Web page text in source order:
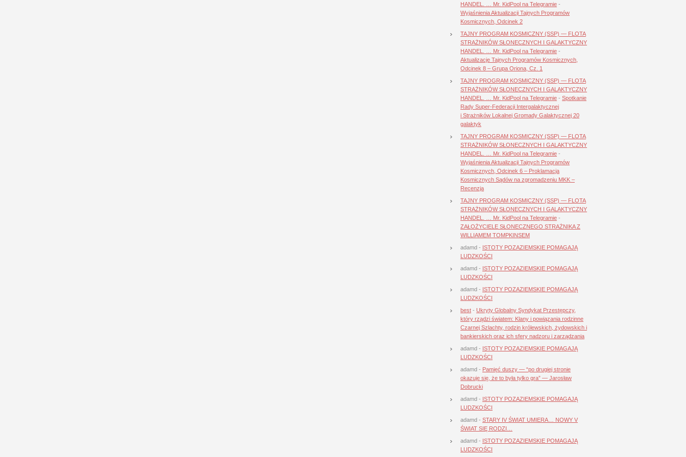
HANDEL. … Mr. KidPool na Telegramie -
Wyjaśnienia Aktualizacji Tajnych Programów
Kosmicznych, Odcinek 2
TAJNY PROGRAM KOSMICZNY (SSP) — FLOTA
STRAŻNIKÓW SŁONECZNYCH I GALAKTYCZNY
HANDEL. … Mr. KidPool na Telegramie -
Aktualizacje Tajnych Programów Kosmicznych,
Odcinek 8 – Grupa Oriona, Cz. 1
TAJNY PROGRAM KOSMICZNY (SSP) — FLOTA
STRAŻNIKÓW SŁONECZNYCH I GALAKTYCZNY
HANDEL. … Mr. KidPool na Telegramie - Spotkanie
Rady Super-Federacji Intergalaktycznej
i Strażników Lokalnej Gromady Galaktycznej 20
galaktyk
TAJNY PROGRAM KOSMICZNY (SSP) — FLOTA
STRAŻNIKÓW SŁONECZNYCH I GALAKTYCZNY
HANDEL. … Mr. KidPool na Telegramie -
Wyjaśnienia Aktualizacji Tajnych Programów
Kosmicznych, Odcinek 6 – Proklamacja
Kosmicznych Sądów na zgromadzeniu MKK –
Recenzja
TAJNY PROGRAM KOSMICZNY (SSP) — FLOTA
STRAŻNIKÓW SŁONECZNYCH I GALAKTYCZNY
HANDEL. … Mr. KidPool na Telegramie -
ZAŁOŻYCIELE SŁONECZNEGO STRAŻNIKA Z
WILLIAMEM TOMPKINSEM
adamd - ISTOTY POZAZIEMSKIE POMAGAJĄ
LUDZKOŚCI
adamd - ISTOTY POZAZIEMSKIE POMAGAJĄ
LUDZKOŚCI
adamd - ISTOTY POZAZIEMSKIE POMAGAJĄ
LUDZKOŚCI
best - Ukryty Globalny Syndykat Przestępczy,
który rządzi światem: Klany i powiązania rodzinne
Czarnej Szlachty, rodzin królewskich, żydowskich i
bankierskich oraz ich sfery nadzoru i zarządzania
adamd - ISTOTY POZAZIEMSKIE POMAGAJĄ
LUDZKOŚCI
adamd - Pamięć duszy — “po drugiej stronie
okazuje się, że to była tylko gra” — Jarosław
Dobrucki
adamd - ISTOTY POZAZIEMSKIE POMAGAJĄ
LUDZKOŚCI
adamd - STARY IV ŚWIAT UMIERA… NOWY V
ŚWIAT SIĘ RODZI…
adamd - ISTOTY POZAZIEMSKIE POMAGAJĄ
LUDZKOŚCI